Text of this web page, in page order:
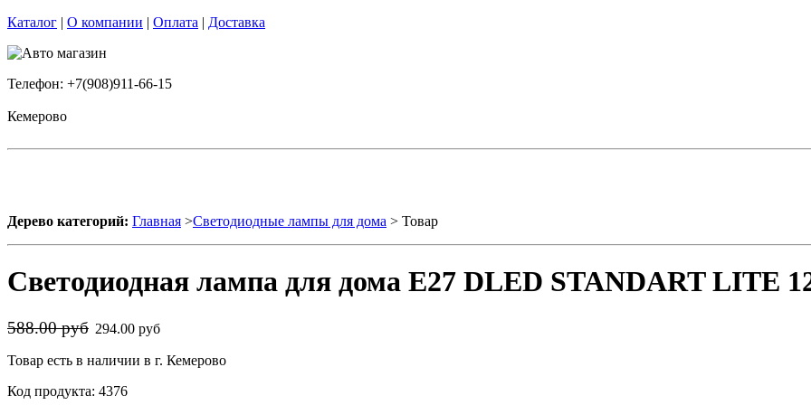
Каталог | О компании | Оплата | Доставка
Телефон: +7(908)911-66-15
Кемерово
Дерево категорий: Главная >Светодиодные лампы для дома > Товар
Светодиодная лампа для дома E27 DLED STANDART LITE
588.00 руб 294.00 руб
Товар есть в наличии в г. Кемерово
Код продукта: 4376